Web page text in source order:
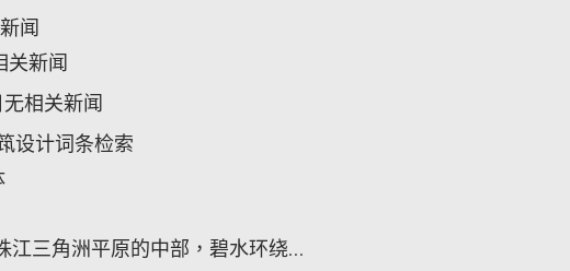
闻
新闻
相关新闻
设计词条检索
江三角洲平原的中部，碧水环绕…